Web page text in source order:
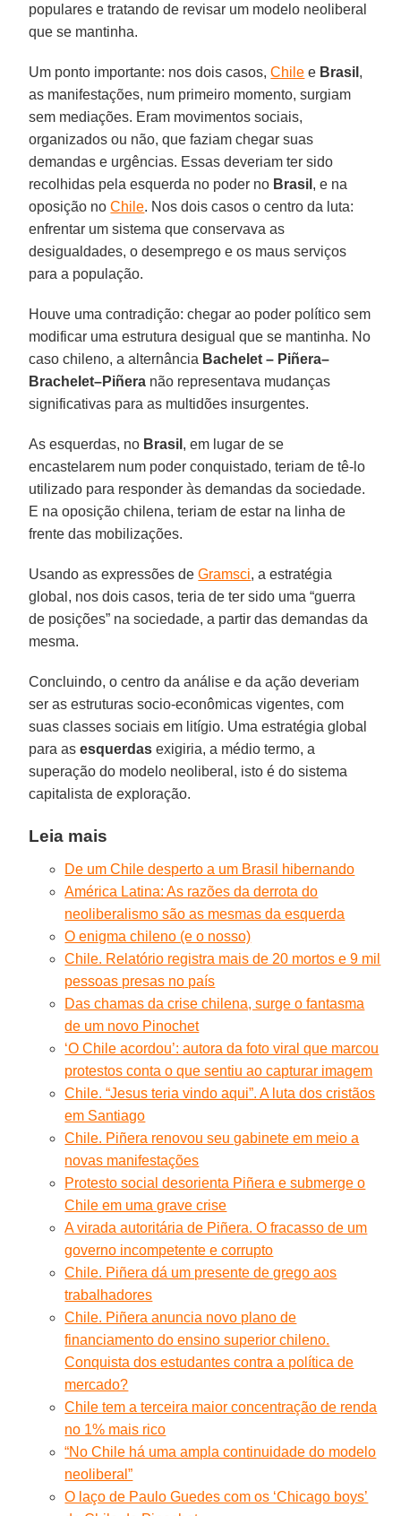
populares e tratando de revisar um modelo neoliberal
que se mantinha.
Um ponto importante: nos dois casos,Chile e Brasil ,
as manifestações, num primeiro momento, surgiam
sem mediações. Eram movimentos sociais,
organizados ou não, que faziam chegar suas
demandas e urgências. Essas deveriam ter sido
recolhidas pela esquerda no poder no Brasil , e na
oposição noChile. Nos dois casos o centro da luta:
enfrentar um sistema que conservava as
desigualdades, o desemprego e os maus serviços
para a população.
Houve uma contradição: chegar ao poder político sem
modificar uma estrutura desigual que se mantinha. No
caso chileno, a alternância Bachelet – Piñera–
Brachelet–Piñera não representava mudanças
significativas para as multidões insurgentes.
As esquerdas, no Brasil , em lugar de se
encastelarem num poder conquistado, teriam de tê-lo
utilizado para responder às demandas da sociedade.
E na oposição chilena, teriam de estar na linha de
frente das mobilizações.
Usando as expressões deGramsci, a estratégia
global, nos dois casos, teria de ter sido uma “guerra
de posições” na sociedade, a partir das demandas da
mesma.
Concluindo, o centro da análise e da ação deveriam
ser as estruturas socio-econômicas vigentes, com
suas classes sociais em litígio. Uma estratégia global
para asesquerdas exigiria, a médio termo, a
superação do modelo neoliberal, isto é do sistema
capitalista de exploração.
Leia mais
De um Chile desperto a um Brasil hibernando
América Latina: As razões da derrota do
neoliberalismo são as mesmas da esquerda
O enigma chileno (e o nosso)
Chile. Relatório registra mais de 20 mortos e 9 mil
pessoas presas no país
Das chamas da crise chilena, surge o fantasma
de um novo Pinochet
‘O Chile acordou’: autora da foto viral que marcou
protestos conta o que sentiu ao capturar imagem
Chile. “Jesus teria vindo aqui”. A luta dos cristãos
em Santiago
Chile. Piñera renovou seu gabinete em meio a
novas manifestações
Protesto social desorienta Piñera e submerge o
Chile em uma grave crise
A virada autoritária de Piñera. O fracasso de um
governo incompetente e corrupto
Chile. Piñera dá um presente de grego aos
trabalhadores
Chile. Piñera anuncia novo plano de
financiamento do ensino superior chileno.
Conquista dos estudantes contra a política de
mercado?
Chile tem a terceira maior concentração de renda
no 1% mais rico
“No Chile há uma ampla continuidade do modelo
neoliberal”
O laço de Paulo Guedes com os ‘Chicago boys’